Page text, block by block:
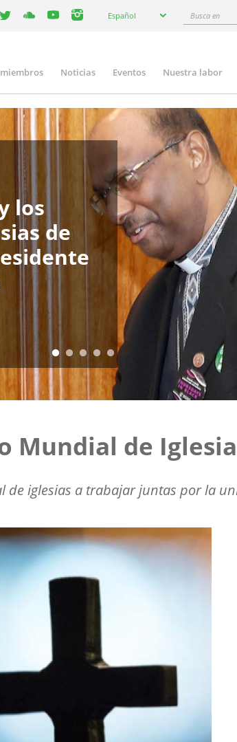
your
Español
Busca
Noticias Eventos Nuestra labor
los
de
Mundial de
iglesias a trabajar juntas por la